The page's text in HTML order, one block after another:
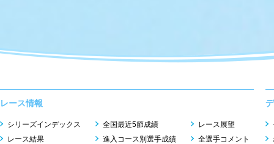
レース情報
シリーズインデックス
レース結果
全国最近5節成績
進入コース別選手成績
レース展望
全選手コメント